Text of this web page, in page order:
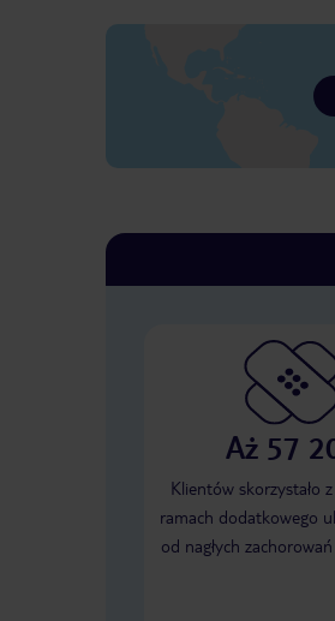
Aż 57
Klientów skorzystało
ramach dodatkowego
od nagłych